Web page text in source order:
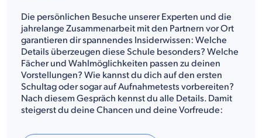
Die persönlichen Besuche unserer Experten und die
jahrelange Zusammenarbeit mit den Partnern vor Ort
garantieren dir spannendes Insiderwissen: Welche
Details überzeugen diese Schule besonders? Welche
Fächer und Wahlmöglichkeiten passen zu deinen
Vorstellungen? Wie kannst du dich auf den ersten
Schultag oder sogar auf Aufnahmetests vorbereiten?
Nach diesem Gespräch kennst du alle Details. Damit
steigerst du deine Chancen und deine Vorfreude: